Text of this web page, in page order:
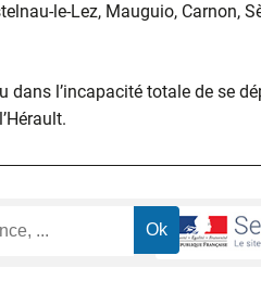
le-Lez, Mauguio, Carnon,
dans l’incapacité totale de se